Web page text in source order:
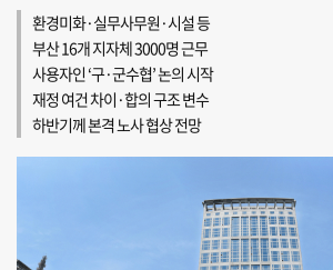
환경미화·실무사무원·시설 등
부산 16개 지자체 3000명 근무
사용자인 ‘구·군수협’ 논의 시작
재정 여건 차이·합의 구조 변수
하반기께 본격 노사 협상 전망